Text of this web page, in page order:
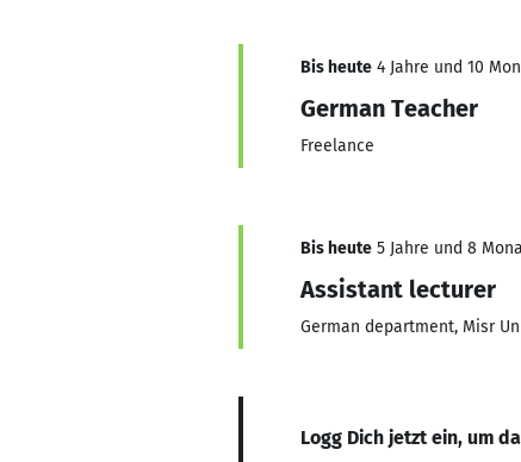
Bis heute 4 Jahre und 10
German Teacher
Freelance
Bis heute 5 Jahre und 8
Assistant lecturer
German department, Misr
Logg Dich jetzt ein, um